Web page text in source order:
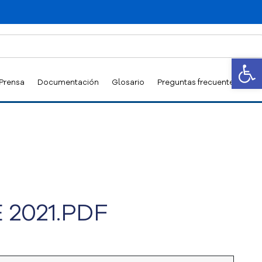
Documentación Glosario Preguntas frecuentes